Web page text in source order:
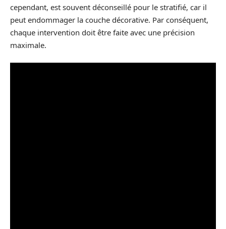
cependant, est souvent déconseillé pour le stratifié, car il
peut endommager la couche décorative. Par conséquent,
chaque intervention doit être faite avec une précision
maximale.